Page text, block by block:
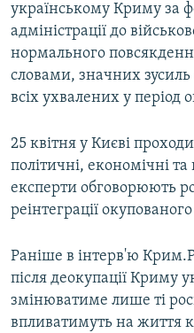
українському Криму за
адміністрації до
нормального
словами, значних
всіх ухвалених у період
25 квітня у Києві
політичні, економічні
експерти обговорюють
реінтеграції
Раніше в інтерв'ю
після деокупації Криму
змінюватиме лише ті
впливатимуть на життя